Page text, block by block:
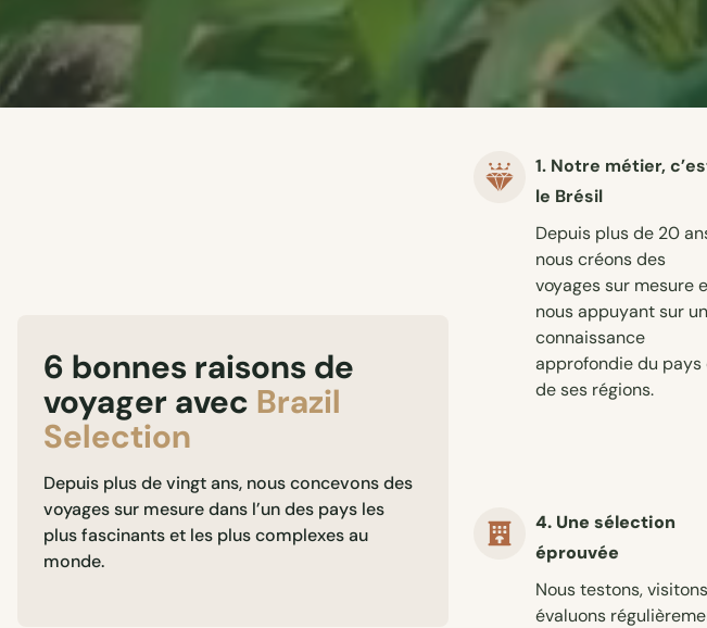
6 bonnes raisons de
voyager avec Brazil
Selection
Depuis plus de vingt ans, nous concevons des
voyages sur mesure dans l’un des pays les
plus fascinants et les plus complexes au
monde.
1. Notre métier,
le Brésil
Depuis plus de 20
nous créons des
voyages sur mesure
nous appuyant sur
connaissance
approfondie du pays
de ses régions.
4. Une sélection
éprouvée
Nous testons,
évaluons